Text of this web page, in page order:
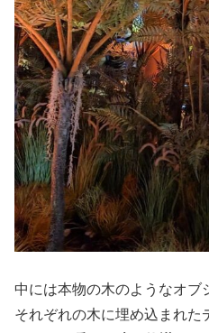
中には本物の木のようなオブ
それぞれの木に埋め込まれた